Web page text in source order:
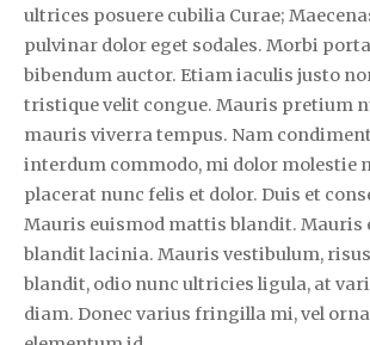
ultrices posuere cubilia Curae;
pulvinar dolor eget sodales. Morbi
bibendum auctor. Etiam iaculis justo
tristique velit congue. Mauris pretium
mauris viverra tempus. Nam
interdum commodo, mi dolor molestie
placerat nunc felis et dolor. Duis et
Mauris euismod mattis blandit. Mauris
blandit lacinia. Mauris vestibulum,
blandit, odio nunc ultricies ligula, at
diam. Donec varius fringilla mi, vel